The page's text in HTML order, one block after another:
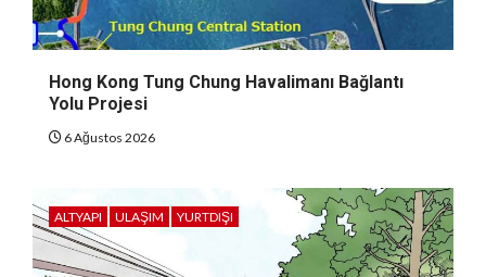
Hong Kong Tung Chung Havalimanı Bağlantı
Yolu Projesi
6 Ağustos 2026
ALTYAPI ULAŞIM YURTDIŞI